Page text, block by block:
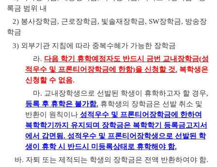
록금 범위 내
2) 봉사장학금, 근로장학금, 빛솔재장학금, SW장학금, 방송장
학금
3) 외부기관 지침에 따라 중복수혜가 가능한 장학금
라. 다음 학기 휴학예정자도 반드시 금번 교내장학금(성
적우수 및 프론티어장학금에 한함)을 신청할 것. 복학생은
신청할 수 없음.
마. 교내장학생으로 선발된 학생이 휴학하고자 할 경우,
등록 후 휴학은 불가함. 휴학생의 장학금은 선발 취소 및
반환이 원칙이나 성적우수 및 프론티어장학금에 한하여
복학학기까지 유지되며 장학금은 복학학기 등록금고지서
에서 감면됨. 성적우수 및 프론티어장학생으로 선발된 학
생이 휴학 시 반드시 미등록상태로 휴학해야 함.
바. 자퇴 또는 제적되는 학생의 장학금은 전액 반환하여야 함.